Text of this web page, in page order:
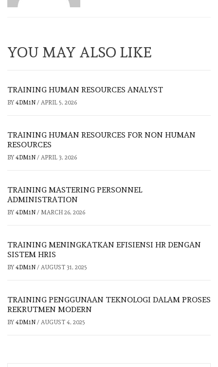
YOU MAY ALSO LIKE
TRAINING HUMAN RESOURCES ANALYST
BY 4DM1N / APRIL 5, 2026
TRAINING HUMAN RESOURCES FOR NON HUMAN
RESOURCES
BY 4DM1N / APRIL 3, 2026
TRAINING MASTERING PERSONNEL
ADMINISTRATION
BY 4DM1N / MARCH 26, 2026
TRAINING MENINGKATKAN EFISIENSI HR DENGAN
SISTEM HRIS
BY 4DM1N / AUGUST 31, 2025
TRAINING PENGGUNAAN TEKNOLOGI DALAM PROSES
REKRUTMEN MODERN
BY 4DM1N / AUGUST 4, 2025